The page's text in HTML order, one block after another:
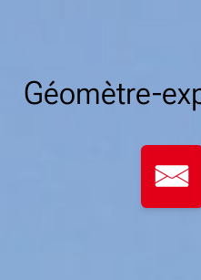
Géomètre-